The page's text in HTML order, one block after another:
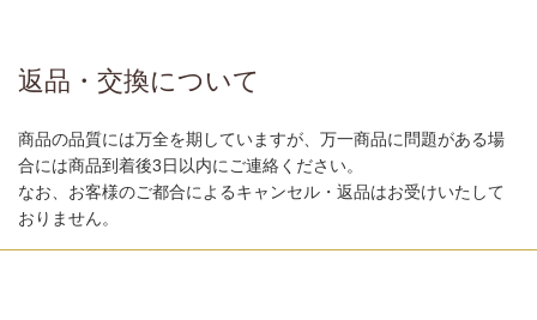
返品・交換について
商品の品質には万全を期していますが、万一商品に問題がある場
合には商品到着後3日以内にご連絡ください。
なお、お客様のご都合によるキャンセル・返品はお受けいたして
おりません。